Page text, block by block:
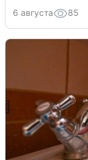
6 августа 85